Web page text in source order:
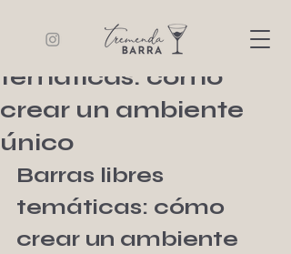
Barras libres
temáticas: cómo
crear un ambiente
único
Barras libres
temáticas: cómo
crear un ambiente